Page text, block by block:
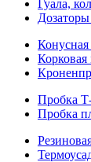
Гуала,
Конусная
Корковая
Пробка
Пробка